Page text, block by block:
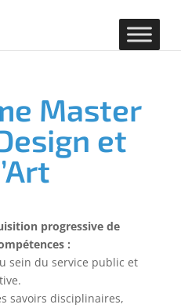
Master
et
progressive de
:
sein du service public et
savoirs disciplinaires,